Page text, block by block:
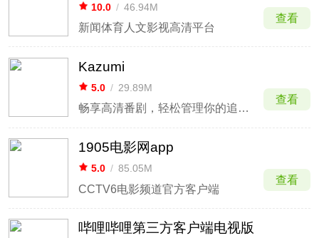
10.0 / 46.94M
新闻体育人文影视高清平台
查看
Kazumi
5.0 / 29.89M
畅享高清番剧，轻松管理你的追番之旅
查看
1905电影网app
5.0 / 85.05M
CCTV6电影频道官方客户端
查看
哔哩哔哩第三方客户端电视版